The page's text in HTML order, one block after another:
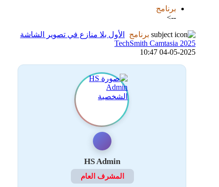
برنامج
-->
برنامج
الأول بلا منازع في تصوير الشاشة
TechSmith Camtasia 2025
04-05-2025 10:47
HS Admin
المشرف العام